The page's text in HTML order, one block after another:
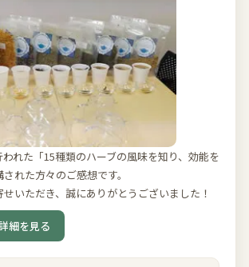
れた「15種類のハーブの風味を知り、効能を
れた方々のご感想です。
いただき、誠にありがとうございました！
細を見る